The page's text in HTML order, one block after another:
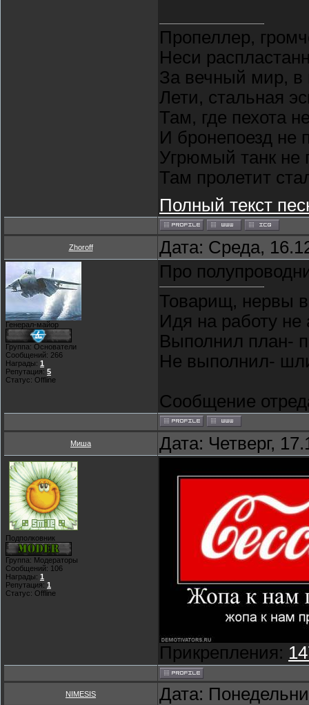
Пропеллер,
Неси
За вечный мир, в
Лети, стальная
Там, где пехота
И бронепоезд не
Угрюмый танк не
Там пролетит
Полный текст
Zhoroff Дата: Среда,
Генерал-майор
Группа: Основатели
Сообщений: 266
Награды: 1
Репутация: 5
Статус: Offline
Про
Товарищ, нервы
Идя на работу не
Выполнил план-
Не выполнил-
Сообщение
Миша Дата: Четверг,
Подполковник
Группа: Модераторы
Сообщений: 106
Награды: 1
Репутация: 1
Статус: Offline
Прикрепления:
NIMESIS Дата: